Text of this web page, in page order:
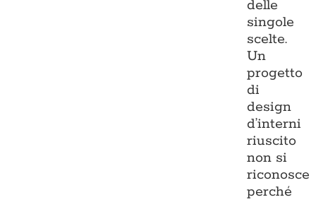
delle
singole
scelte.
Un
progetto
di
design
d’interni
riuscito
non si
riconosce
perché